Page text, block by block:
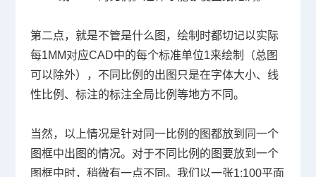
第二点，就是不管是什么图，绘制时都切记以实际
每1MM对应CAD中的每个标准单位1来绘制（总图
可以除外），不同比例的出图只是在字体大小、线
性比例、标注的标注全局比例等地方不同。
当然，以上情况是针对同一比例的图都放到同一个
图框中出图的情况。对于不同比例的图要放到一个
图框中时，稍微有一点不同。我们以一张1:100平面